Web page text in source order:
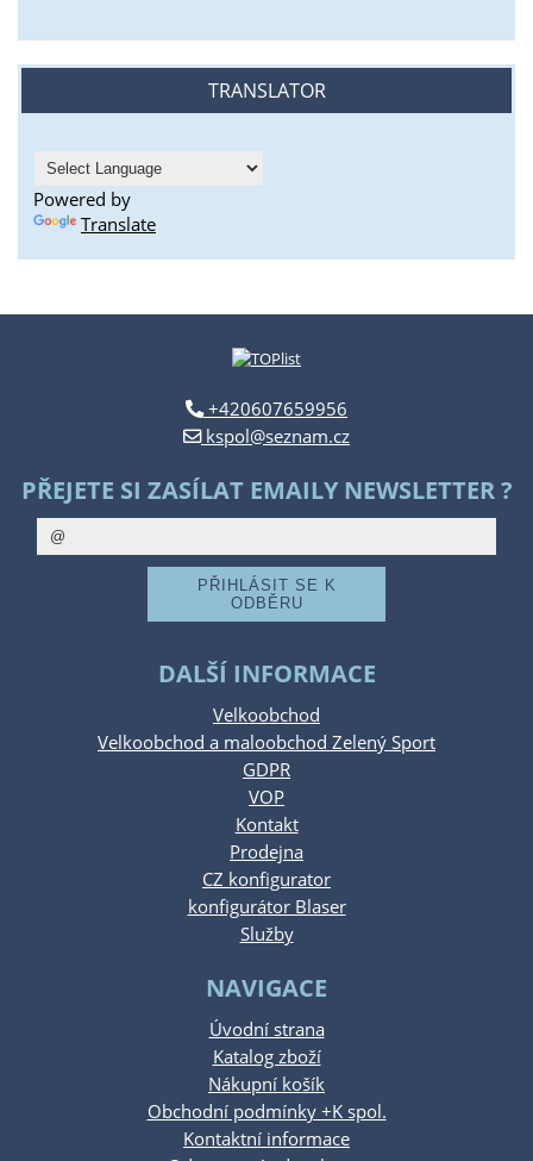
TRANSLATOR
Powered by
Translate
+420607659956
kspol@seznam.cz
PŘEJETE SI ZASÍLAT EMAILY NEWSLETTER ?
DALŠÍ INFORMACE
Velkoobchod
Velkoobchod a maloobchod Zelený Sport
GDPR
VOP
Kontakt
Prodejna
CZ konfigurator
konfigurátor Blaser
Služby
NAVIGACE
Úvodní strana
Katalog zboží
Nákupní košík
Obchodní podmínky +K spol.
Kontaktní informace